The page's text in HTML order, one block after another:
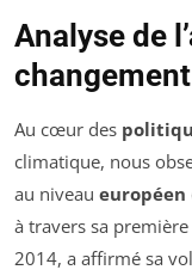
Analyse de
Au cœur des
climatique, nous
au niveau européen
à travers sa première
2014, a affirmé sa